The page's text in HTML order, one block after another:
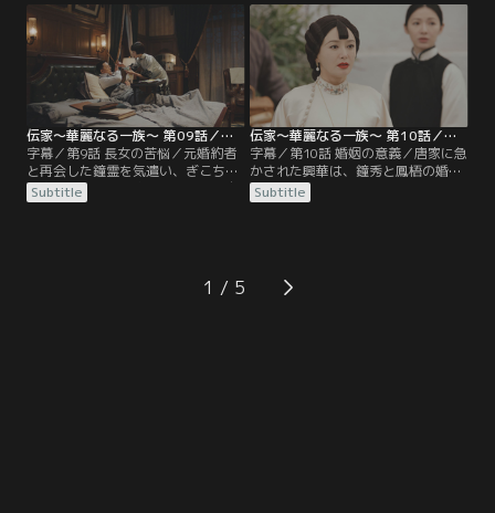
責めるが、興華の怒りは解けない。
経営から外され落ち込む鐘玉は屋敷
内を散歩中、自分を誘拐した沈彬
（シェン・ビン）と遭遇し、お互い
の腹を探り合う。
た寄徳が襲われたため、身の危険を
感じた妹の易寄漁（イー・ジーユ
ー）と母の范燕秋（ファン・イエン
チウ）が易邸に移り住むことに。屋
敷内が慌ただしくなる中、瑩如の元
に差出人不明の手紙が届き…。
伝家～華麗なる一族～ 第09話／字幕
字幕／第9話 長女の苦悩／元婚約者
と再会した鐘霊を気遣い、ぎこちな
い空気が流れる易家。だが鐘霊は自
分よりも、鐘秀と鳳梧の仲を心配し
せる興華が帰宅を渋り、残業してい
た沈彬と屋台で夜食を食べている
Subtitle
伝家～華麗なる一族～ 第10話／字幕
字幕／第10話 婚姻の意義／唐家に急
かされた興華は、鐘秀と鳳梧の婚約
話を進めるため、鐘霊に準備を進め
るよう命じる。母親である瑩如は、
い。一方、アンティーク絵画の表装
を依頼するため外出した鐘霊の前
Subtitle
1